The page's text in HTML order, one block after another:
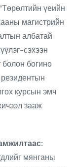
үеийн
магистрийн
албатай
сэхээн
болон богино
резидентын
курсын эмч
зааж
мянганы